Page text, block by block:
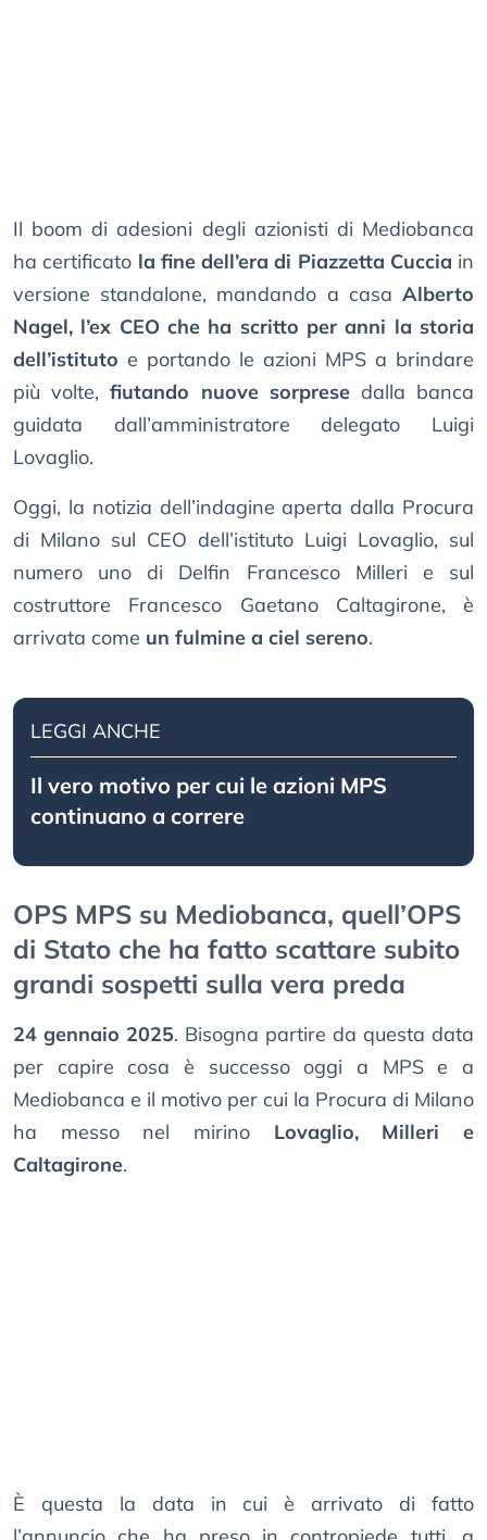
Il boom di adesioni degli azionisti di Mediobanca
ha certificato la fine dell’era di Piazzetta Cuccia in
versione standalone, mandando a casa Alberto
Nagel, l’ex CEO che ha scritto per anni la storia
dell’istituto e portando le azioni MPS a brindare
più volte,fiutando nuove sorpresedalla banca
guidata dall’amministratore delegato Luigi
Lovaglio.
Oggi, la notizia dell’indagine aperta dalla Procura
di Milano sul CEO dell’istituto Luigi Lovaglio, sul
numero uno di Delfin Francesco Milleri e sul
costruttore Francesco Gaetano Caltagirone, è
arrivata come un fulmine a ciel sereno.
LEGGI ANCHE
Il vero motivo per cui le azioni MPS
continuano a correre
OPS MPS su Mediobanca, quell’OPS
di Stato che ha fatto scattare subito
grandi sospetti sulla vera preda
24 gennaio 2025. Bisogna partire da questa data
per capire cosa è successo oggi a MPS e a
Mediobanca e il motivo per cui la Procura di Milano
ha messo nel mirino Lovaglio, Milleri e
Caltagirone.
È questa la data in cui è arrivato di fatto